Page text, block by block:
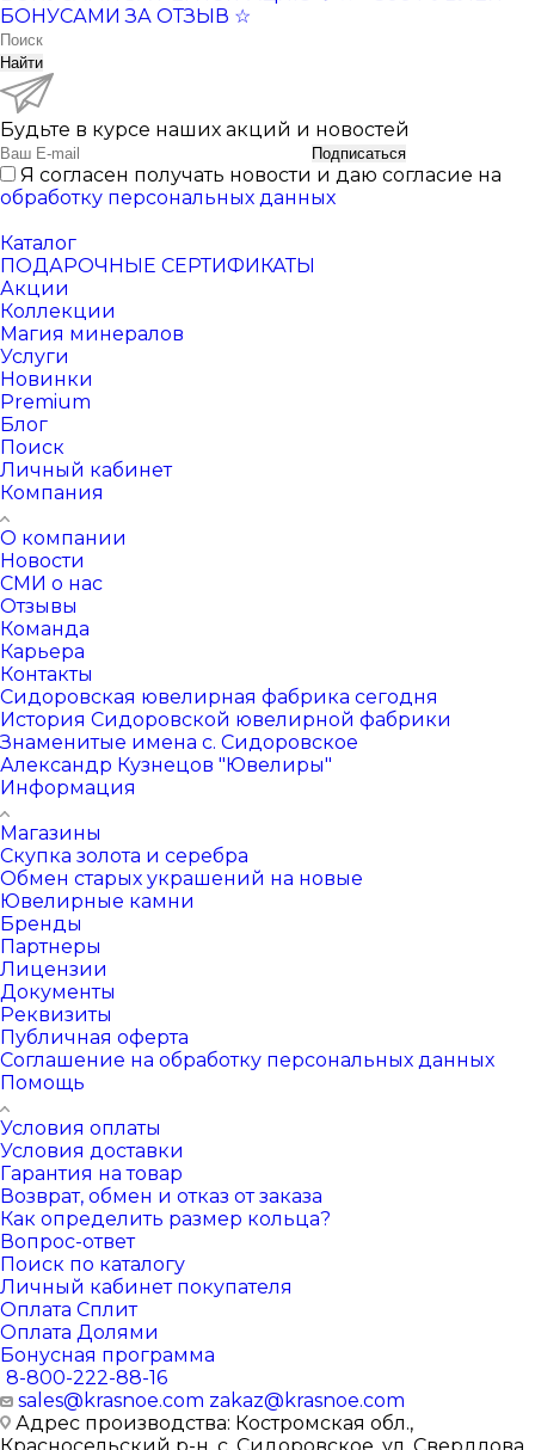
БОНУСАМИ ЗА ОТЗЫВ ☆
Найти
Будьте в курсе наших акций и новостей
Подписаться
Я согласен получать новости и даю согласие на
обработку персональных данных
Каталог
ПОДАРОЧНЫЕ СЕРТИФИКАТЫ
Акции
Коллекции
Магия минералов
Услуги
Новинки
Premium
Блог
Поиск
Личный кабинет
Компания
О компании
Новости
СМИ о нас
Отзывы
Команда
Карьера
Контакты
Сидоровская ювелирная фабрика сегодня
История Сидоровской ювелирной фабрики
Знаменитые имена с. Сидоровское
Александр Кузнецов "Ювелиры"
Информация
Магазины
Скупка золота и серебра
Обмен старых украшений на новые
Ювелирные камни
Бренды
Партнеры
Лицензии
Документы
Реквизиты
Публичная оферта
Соглашение на обработку персональных данных
Помощь
Условия оплаты
Условия доставки
Гарантия на товар
Возврат, обмен и отказ от заказа
Как определить размер кольца?
Вопрос-ответ
Поиск по каталогу
Личный кабинет покупателя
Оплата Сплит
Оплата Долями
Бонусная программа
8-800-222-88-16
sales@krasnoe.com zakaz@krasnoe.com
Адрес производства: Костромская обл.,